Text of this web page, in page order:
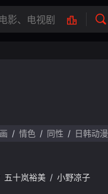
/ 情色 / 同性 / 日韩动漫
五十岚裕美 / 小野凉子